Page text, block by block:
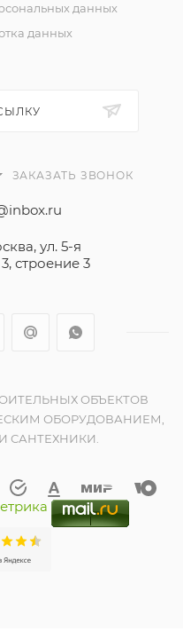
данных
данных
ЗАКАЗАТЬ ЗВОНОК
ул. 5-я
строение 3
ОБЪЕКТОВ
ОБОРУДОВАНИЕМ,
САНТЕХНИКИ.